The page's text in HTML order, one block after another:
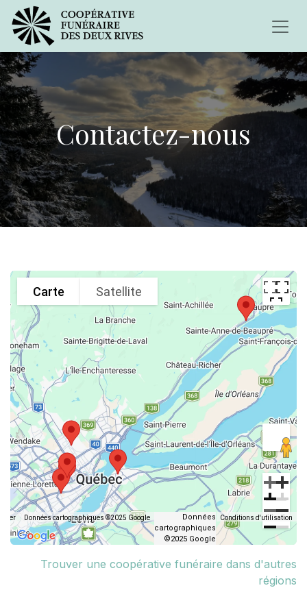
Contactez-nous
Carte Satellite
Données cartographiques ©2025 Google
Données
cartographiques
©2025 Google
Conditions d'utilisation
Trouver une coopérative funéraire dans d'autres
régions